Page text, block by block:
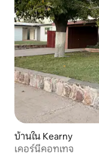
บ้านใน Kearny
เคอร์นีคอทเทจ